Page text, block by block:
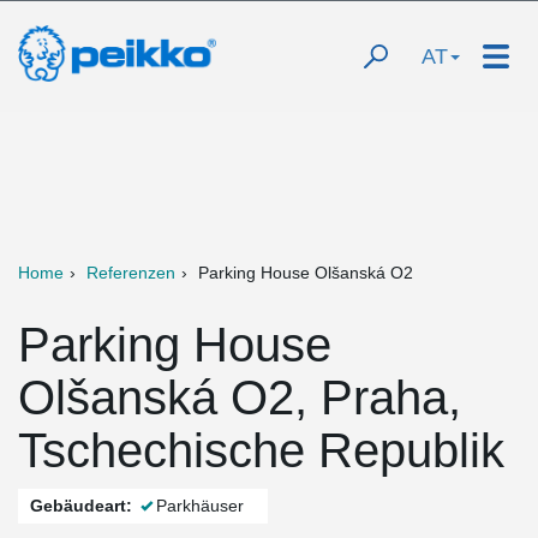
AT
Home Referenzen Parking House Olšanská O2
Parking House
Olšanská O2, Praha,
Tschechische Republik
Gebäudeart: Parkhäuser